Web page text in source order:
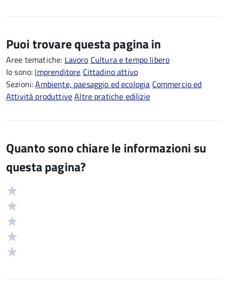
Puoi trovare questa pagina in
Aree tematiche: Lavoro Cultura e tempo libero
Io sono: Imprenditore Cittadino attivo
Sezioni:Ambiente, paesaggio ed ecologia Commercio ed
Attività produttiveAltre pratiche edilizie
Quanto sono chiare le informazioni su
questa pagina?
Valutazione